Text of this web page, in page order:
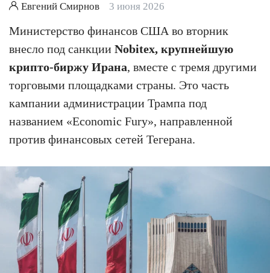
Евгений Смирнов 3 июня 2026
Министерство финансов США во вторник
внесло под санкции Nobitex, крупнейшую
крипто-биржу Ирана, вместе с тремя другими
торговыми площадками страны. Это часть
кампании администрации Трампа под
названием «Economic Fury», направленной
против финансовых сетей Тегерана.